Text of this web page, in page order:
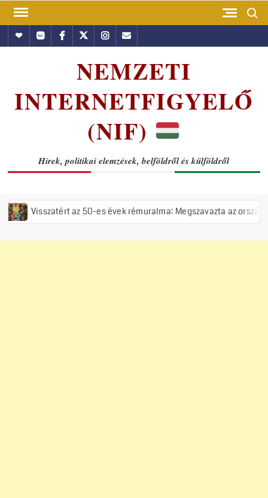
Skip
contentHundubVkontakte
Facebook
TwitterInstagram
Email
NEMZETI
INTERNETFIGYELŐ
(NIF)
Hírek, politikai elemzések, belföldről és külföldről
az 50-es évek rémuralma: Megszavazta az országgyűlés a tiszás